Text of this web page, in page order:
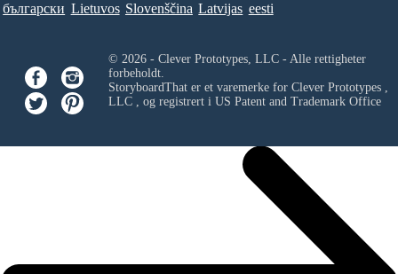
български Lietuvos Slovenščina Latvijas eesti
© 2026 - Clever Prototypes, LLC - Alle rettigheter
forbeholdt.
StoryboardThat er et varemerke for Clever Prototypes ,
LLC, og registrert i US Patent and Trademark Office